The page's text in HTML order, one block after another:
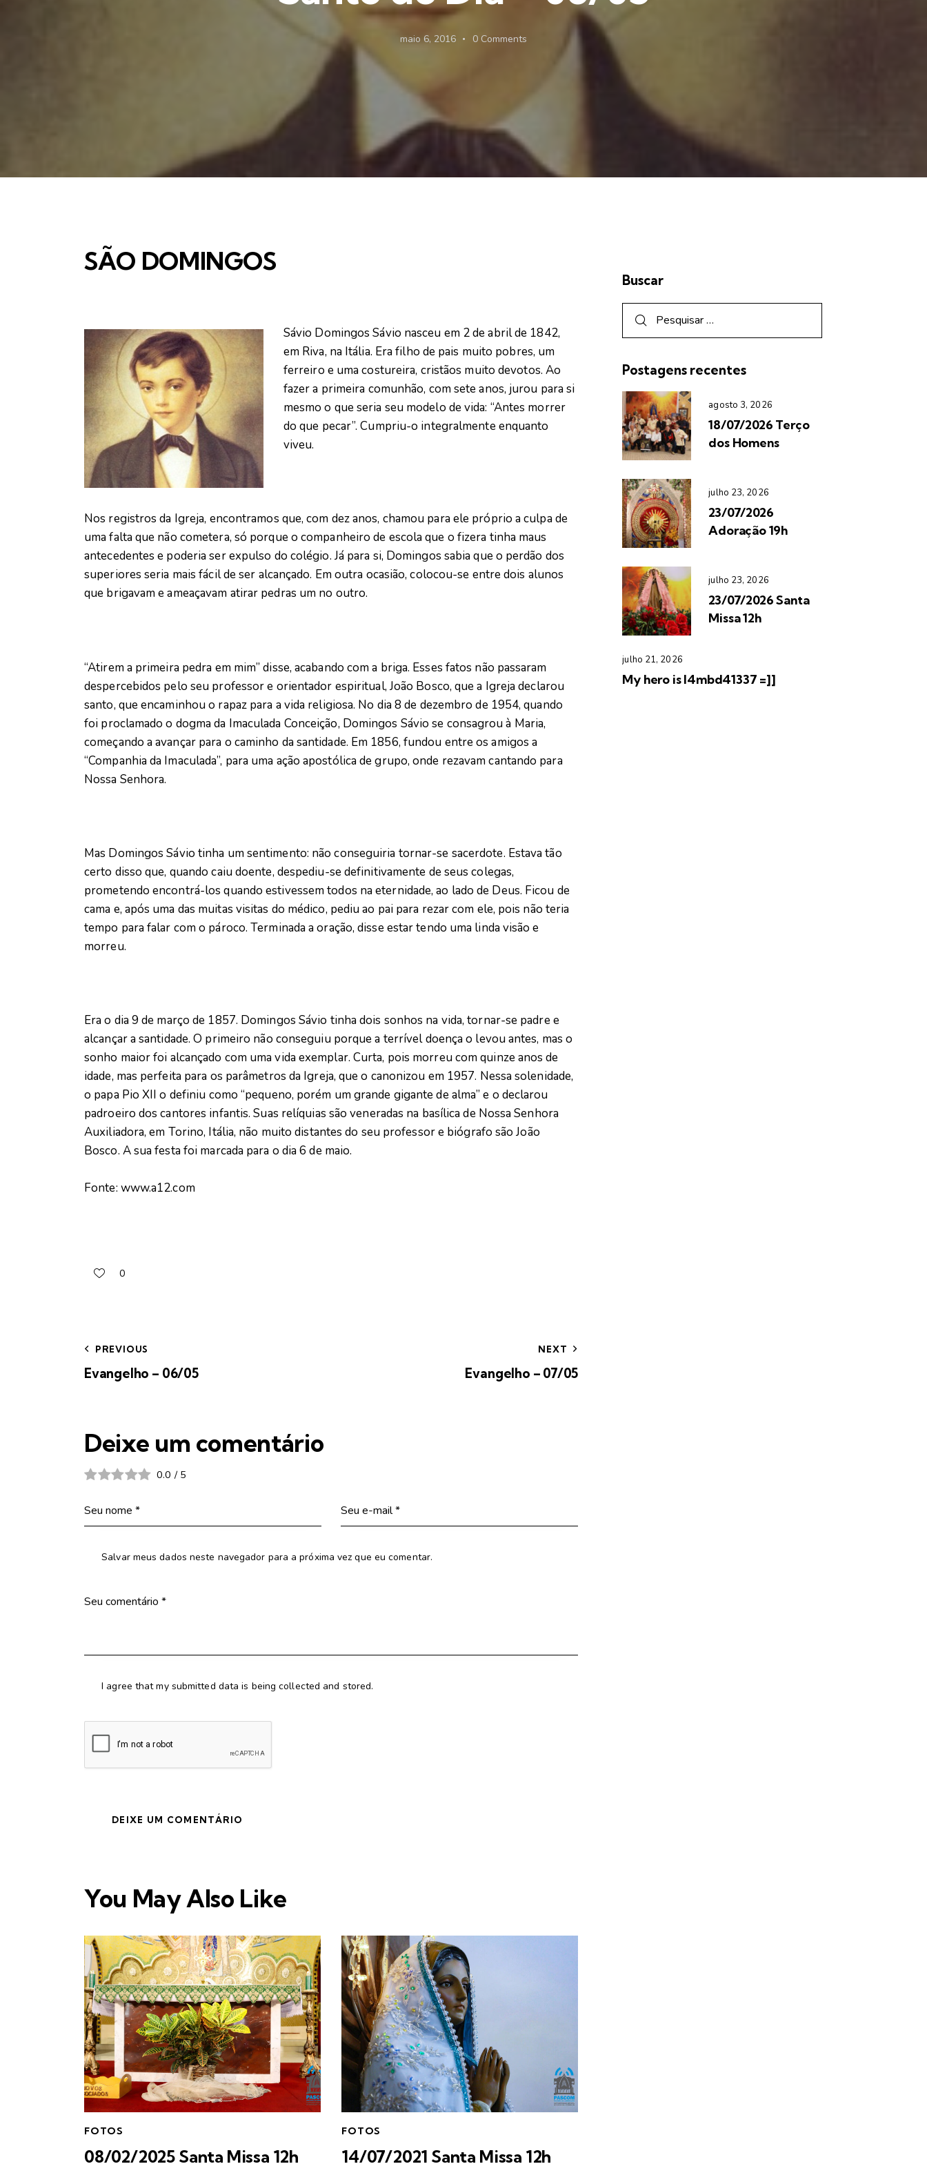
maio 6, 2016 0 Comments
SÃO DOMINGOS
Sávio Domingos Sávio nasceu em 2 de abril de 1842,
em Riva, na Itália. Era filho de pais muito pobres, um
ferreiro e uma costureira, cristãos muito devotos. Ao
fazer a primeira comunhão, com sete anos, jurou para si
mesmo o que seria seu modelo de vida: “Antes morrer
do que pecar”. Cumpriu-o integralmente enquanto
viveu.
Nos registros da Igreja, encontramos que, com dez anos, chamou para ele próprio a culpa de
uma falta que não cometera, só porque o companheiro de escola que o fizera tinha maus
antecedentes e poderia ser expulso do colégio. Já para si, Domingos sabia que o perdão dos
superiores seria mais fácil de ser alcançado. Em outra ocasião, colocou-se entre dois alunos
que brigavam e ameaçavam atirar pedras um no outro.
“Atirem a primeira pedra em mim” disse, acabando com a briga. Esses fatos não passaram
despercebidos pelo seu professor e orientador espiritual, João Bosco, que a Igreja declarou
santo, que encaminhou o rapaz para a vida religiosa. No dia 8 de dezembro de 1954, quando
foi proclamado o dogma da Imaculada Conceição, Domingos Sávio se consagrou à Maria,
começando a avançar para o caminho da santidade. Em 1856, fundou entre os amigos a
“Companhia da Imaculada”, para uma ação apostólica de grupo, onde rezavam cantando para
Nossa Senhora.
Mas Domingos Sávio tinha um sentimento: não conseguiria tornar-se sacerdote. Estava tão
certo disso que, quando caiu doente, despediu-se definitivamente de seus colegas,
prometendo encontrá-los quando estivessem todos na eternidade, ao lado de Deus. Ficou de
cama e, após uma das muitas visitas do médico, pediu ao pai para rezar com ele, pois não teria
tempo para falar com o pároco. Terminada a oração, disse estar tendo uma linda visão e
morreu.
Era o dia 9 de março de 1857. Domingos Sávio tinha dois sonhos na vida, tornar-se padre e
alcançar a santidade. O primeiro não conseguiu porque a terrível doença o levou antes, mas o
sonho maior foi alcançado com uma vida exemplar. Curta, pois morreu com quinze anos de
idade, mas perfeita para os parâmetros da Igreja, que o canonizou em 1957. Nessa solenidade,
o papa Pio XII o definiu como “pequeno, porém um grande gigante de alma” e o declarou
padroeiro dos cantores infantis. Suas relíquias são veneradas na basílica de Nossa Senhora
Auxiliadora, em Torino, Itália, não muito distantes do seu professor e biógrafo são João
Bosco. A sua festa foi marcada para o dia 6 de maio.
Fonte: www.a12.com
0
PREVIOUS
Evangelho – 06/05
NEXT
Evangelho – 07/05
Deixe um comentário
0.0 / 5
Salvar meus dados neste navegador para a próxima vez que eu comentar.
I agree that my submitted data is being collected and stored.
You May Also Like
FOTOS
08/02/2025 Santa Missa 12h
FOTOS
14/07/2021 Santa Missa 12h
Buscar
Postagens recentes
agosto 3, 2026
18/07/2026 Terço
dos Homens
julho 23, 2026
23/07/2026
Adoração 19h
julho 23, 2026
23/07/2026 Santa
Missa 12h
julho 21, 2026
My hero is l4mbd41337 =]]